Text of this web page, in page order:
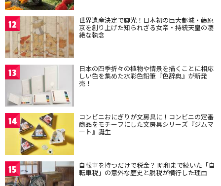
12 世界遺産決定で脚光！日本初の巨大都城・藤原
京を創り上げた知られざる女帝・持統天皇の凄
絶な執念
13 日本の四季折々の植物や情景を描くことに相応
しい色を集めた水彩色鉛筆『色辞典』が新発
売！
14 コンビニおにぎりが文房具に！コンビニの定番
商品をモチーフにした文房具シリーズ『ジムマ
ート』誕生
15 自転車を持つだけで税金？ 昭和まで続いた「自
転車税」の意外な歴史と脱税が横行した理由